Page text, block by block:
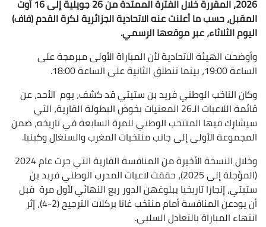
2026، المقررة خلال الفترة الممتدة من 26 جويلية إلى 16 أوت
المقبل، حسب ما أعلنت عنه الاتحادية الجزائرية لكرة القدم (فاف)
اليوم الثلاثاء، عبر موقعها الرسمي.
وأوضحت الهيئة الاتحادية لأن المباراة الأولى مبرمجة على
الساعة 19:00، بينما تنطلق الثانية على الساعة 18:00.
وكان الناخب الوطني فريد بن ستيتي قد كشف، يوم الأحد، عن
قائمة اللاعبات الـ26 المعنيات بخوض البطولة القارية، التي
سيشارك فيها المنتخب الوطني للمرة السابعة في تاريخه، ضمن
المجموعة الأولى إلى جانب منتخبات المغرب والسنغال وكينيا.
وخلال النسخة الأخيرة من المنافسة القارية التي جرت عام 2024
(المؤجلة إلى 2025)، حققت لاعبات المدرب الوطني فريد بن
ستيتي، إنجازا تاريخيا ببلوغهن الدور ربع النهائي لأول مرة قبل
أن يودعن المنافسة أمام منتخب غانا بركلات الترجيح (2-4)، إثر
انتهاء المباراة بالتعادل السلبي.